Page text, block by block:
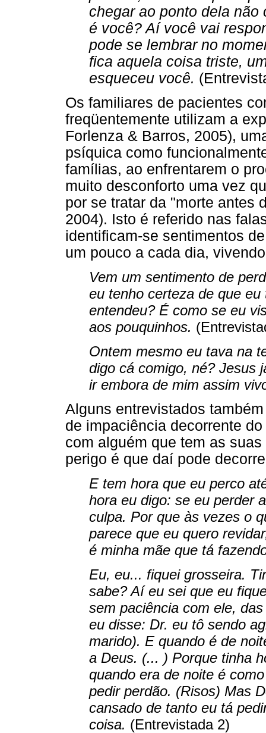
chegar ao ponto dela não
é você? Aí você vai
pode se lembrar no
fica aquela coisa triste,
esqueceu você.
Os familiares de pacientes
freqüentemente utilizam a
Forlenza & Barros, 2005),
psíquica como
famílias, ao enfrentarem o
muito desconforto uma vez
por se tratar da "morte antes
2004). Isto é referido nas
identificam-se sentimentos
um pouco a cada dia,
Vem um sentimento de
eu tenho certeza de que
entendeu? É como se eu
aos pouquinhos.
Ontem mesmo eu tava na
digo cá comigo, né? Jesus
ir embora de mim assim
Alguns entrevistados
de impaciência decorrente
com alguém que tem as
perigo é que daí pode
E tem hora que eu perco
hora eu digo: se eu perder
culpa. Por que às vezes o
parece que eu quero
é minha mãe que tá
Eu, eu... fiquei grosseira.
sabe? Aí eu sei que eu
sem paciência com ele,
eu disse: Dr. eu tô sendo
marido). E quando é de
a Deus. (... ) Porque tinha
quando era de noite é
pedir perdão. (Risos) Mas
cansado de tanto eu tá
coisa. (Entrevistada 2)